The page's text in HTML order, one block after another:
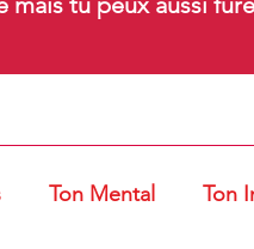
Ton Mental Ton